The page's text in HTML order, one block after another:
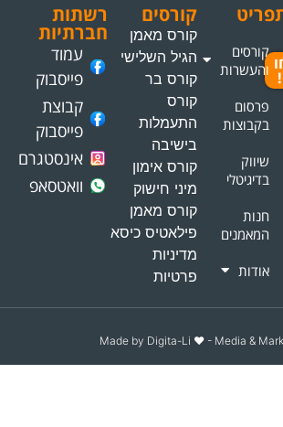
קורסים
והעשרות
פרסום
בקבוצות
שיווק
בדיגיטלי
חנות
המאמנים
אודות
קורסים
קורס מאמן
הגיל השלישי
קורס בר
קורס
התעמלות
בישיבה
קורס אימון
מיני חישוק
קורס מאמן
פילאטיס כיסא
מדיניות
פרטיות
רשתות
חברתיות
עמוד
פייסבוק
קבוצת
פייסבוק
אינסטגרם
וואטסאפ
Made by Digita-Li ♥️ - Media &